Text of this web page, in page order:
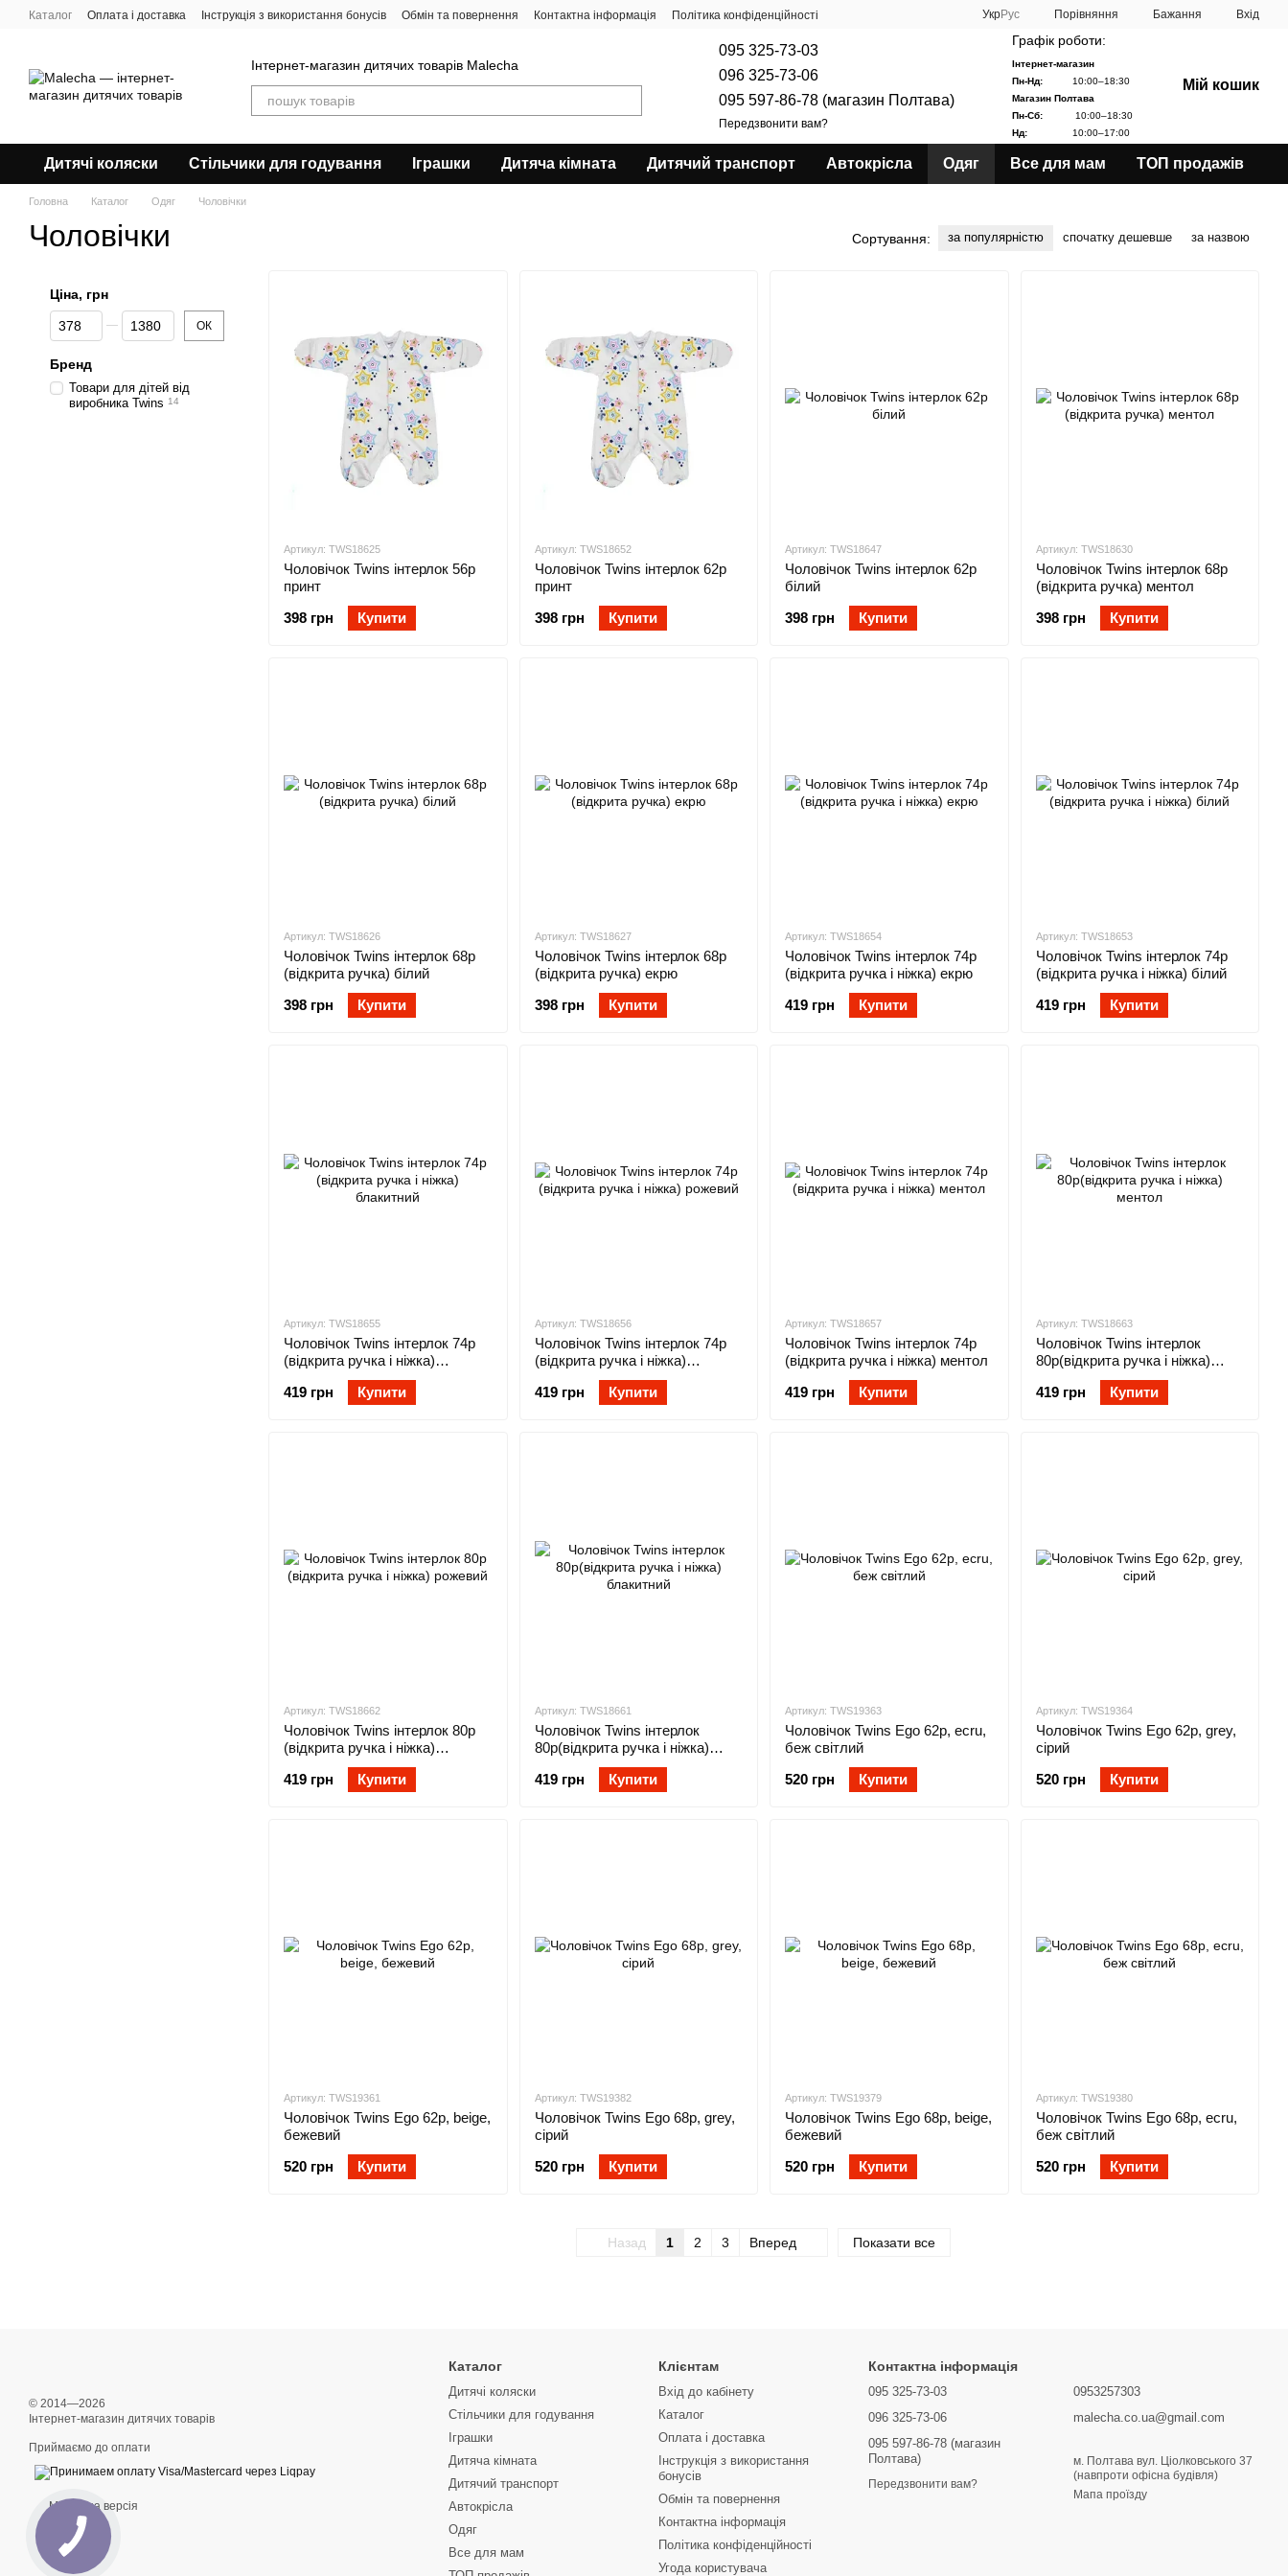
Перейти до основного контенту
Каталог Оплата і доставка Інструкція з використання бонусів Обмін та повернення Контактна інформація
Політика конфіденційності
УкрРус Порівняння Бажання Вхід
Інтернет-магазин дитячих товарів Malecha
095 325-73-03
096 325-73-06
095 597-86-78 (магазин Полтава)
Передзвонити вам?
Графік роботи:
Інтернет-магазин
Пн-Нд:
10:00–18:30
Магазин Полтава
Пн-Сб:
10:00–18:30
Нд:
10:00–17:00
Мій кошик
Дитячі коляски Стільчики для годування Іграшки Дитяча кімната Дитячий транспорт Автокрісла Одяг Все для мам ТОП продажів
Головна Каталог Одяг Чоловічки
Чоловічки Сортування: за популярністю спочатку дешевше за назвою
Артикул: TWS18625
Чоловічок Twins інтерлок 56р
принт
398 грн
Купити
Артикул: TWS18652
Чоловічок Twins інтерлок 62р
принт
398 грн
Купити
Артикул: TWS18647
Чоловічок Twins інтерлок 62р
білий
398 грн
Купити
Артикул: TWS18630
Чоловічок Twins інтерлок 68р
(відкрита ручка) ментол
398 грн
Купити
Артикул: TWS18626
Чоловічок Twins інтерлок 68р
(відкрита ручка) білий
398 грн
Купити
Артикул: TWS18627
Чоловічок Twins інтерлок 68р
(відкрита ручка) екрю
398 грн
Купити
Артикул: TWS18654
Чоловічок Twins інтерлок 74р
(відкрита ручка і ніжка) екрю
419 грн
Купити
Артикул: TWS18653
Чоловічок Twins інтерлок 74р
(відкрита ручка і ніжка) білий
419 грн
Купити
Артикул: TWS18655
Чоловічок Twins інтерлок 74р
(відкрита ручка і ніжка)
блакитний
419 грн
Купити
Артикул: TWS18656
Чоловічок Twins інтерлок 74р
(відкрита ручка і ніжка)
419 грн
Купити
Артикул: TWS18657
Чоловічок Twins інтерлок 74р
(відкрита ручка і ніжка) ментол
419 грн
Купити
Артикул: TWS18663
Чоловічок Twins інтерлок
80р(відкрита ручка і ніжка)
419 грн
Купити
Артикул: TWS18662
Чоловічок Twins інтерлок 80р
(відкрита ручка і ніжка)
419 грн
Купити
Артикул: TWS18661
Чоловічок Twins інтерлок
80р(відкрита ручка і ніжка)
блакитний
419 грн
Купити
Артикул: TWS19363
Чоловічок Twins Ego 62р, ecru,
беж світлий
520 грн
Купити
Артикул: TWS19364
Чоловічок Twins Ego 62р, grey,
сірий
520 грн
Купити
Артикул: TWS19361
Чоловічок Twins Ego 62р, beige,
бежевий
520 грн
Купити
Артикул: TWS19382
Чоловічок Twins Ego 68р, grey,
сірий
520 грн
Купити
Артикул: TWS19379
Чоловічок Twins Ego 68р, beige,
бежевий
520 грн
Купити
Артикул: TWS19380
Чоловічок Twins Ego 68р, ecru,
беж світлий
520 грн
Купити
Назад 1 2 3 Вперед Показати все
Ціна, грн
Від Ціна, грн
До Ціна, грн ОК
Бренд
Товари для дітей від
виробника Twins 14
© 2014—2026
Інтернет-магазин дитячих товарів
Приймаємо до оплати
Мобільна версія
Каталог
Дитячі коляски
Стільчики для годування
Іграшки
Дитяча кімната
Дитячий транспорт
Автокрісла
Одяг
Все для мам
Клієнтам
Вхід до кабінету
Каталог
Оплата і доставка
Інструкція з використання
бонусів
Обмін та повернення
Контактна інформація
Політика конфіденційності
Угода користувача
Контактна інформація
095 325-73-03
096 325-73-06
095 597-86-78 (магазин
Полтава)
Передзвонити вам?
0953257303
malecha.co.ua@gmail.com
м. Полтава вул. Ціолковського 37
(навпроти офісна будівля)
Мапа проїзду